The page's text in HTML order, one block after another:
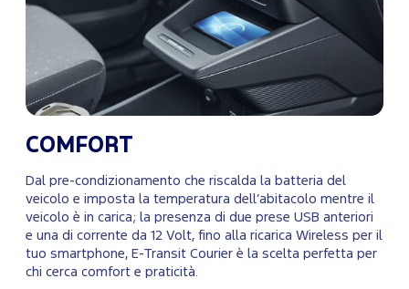
COMFORT
Dal pre-condizionamento che riscalda la batteria del
veicolo e imposta la temperatura dell’abitacolo mentre il
veicolo è in carica; la presenza di due prese USB anteriori
e una di corrente da 12 Volt, fino alla ricarica Wireless per il
tuo smartphone, E-Transit Courier è la scelta perfetta per
chi cerca comfort e praticità.